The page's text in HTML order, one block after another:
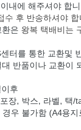
내에 해주셔야 합
수 후 반송하셔야
은 왕복 택배비는
터를 통한 교환및
반품이나 교환이
후
장, 박스, 라벨, 택/
우 불가함 (A4용지